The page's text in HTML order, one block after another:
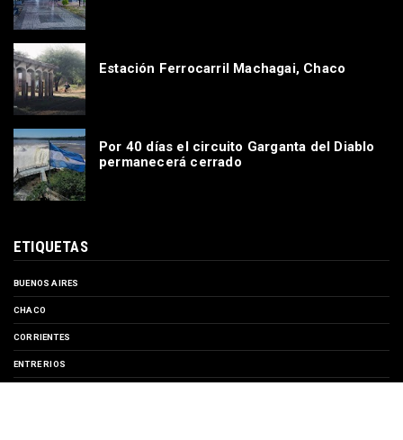
Estación Ferrocarril Machagai, Chaco
Por 40 días el circuito Garganta del Diablo
permanecerá cerrado
ETIQUETAS
BUENOS AIRES
CHACO
CORRIENTES
ENTRE RIOS